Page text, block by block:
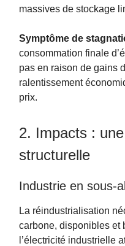
massives de stockage
Symptôme de
consommation finale
pas en raison de gains
ralentissement
prix.
2. Impacts :
structurelle
Industrie en sous-
La réindustrialisation
carbone, disponibles et
l’électricité industrielle